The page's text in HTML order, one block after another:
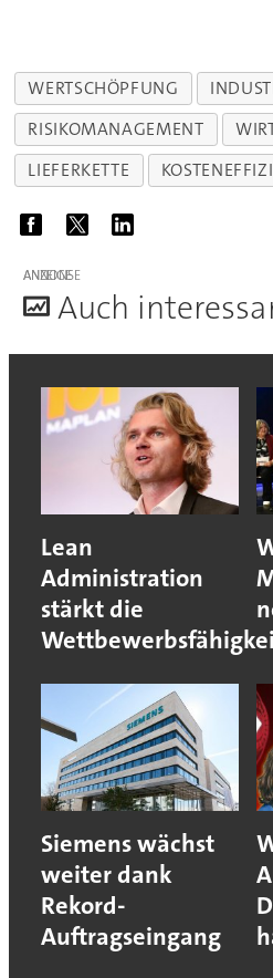
WERTSCHÖPFUNG
RISIKOMANAGEMENT
LIEFERKETTE
ANZEIGE
Auch
Lean
Administration
stärkt die
Siemens wächst
weiter dank
Rekord-
Auftragseingang